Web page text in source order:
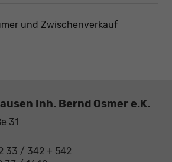
und Zwischenverkauf
Inh. Bernd Osmer e.K.
31
33 / 342 + 542